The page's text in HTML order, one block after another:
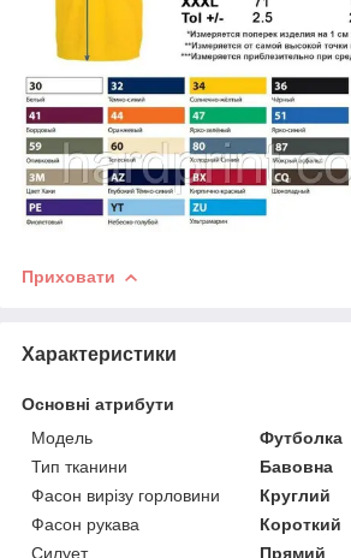
Приховати
Характеристики
Основні атрибути
Модель
Футболка
Тип тканини
Бавовна
Фасон вирізу горловини
Круглий
Фасон рукава
Короткий
Силует
Прямий